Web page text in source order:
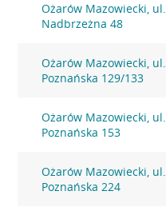
Ożarów Mazowiecki, ul.
Nadbrzeżna 48
Ożarów Mazowiecki, ul.
Poznańska 129/133
Ożarów Mazowiecki, ul.
Poznańska 153
Ożarów Mazowiecki, ul.
Poznańska 224